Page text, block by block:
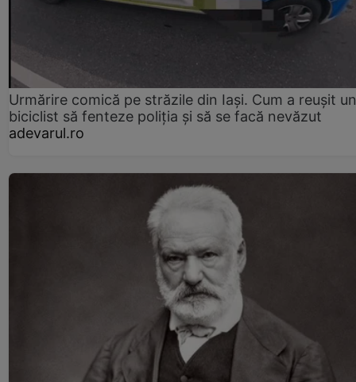
Urmărire comică pe străzile din Iași. Cum a reușit un
biciclist să fenteze poliția și să se facă nevăzut
adevarul.ro